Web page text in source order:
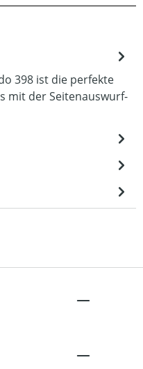
398 ist die perfekte
mit der Seitenauswurf-